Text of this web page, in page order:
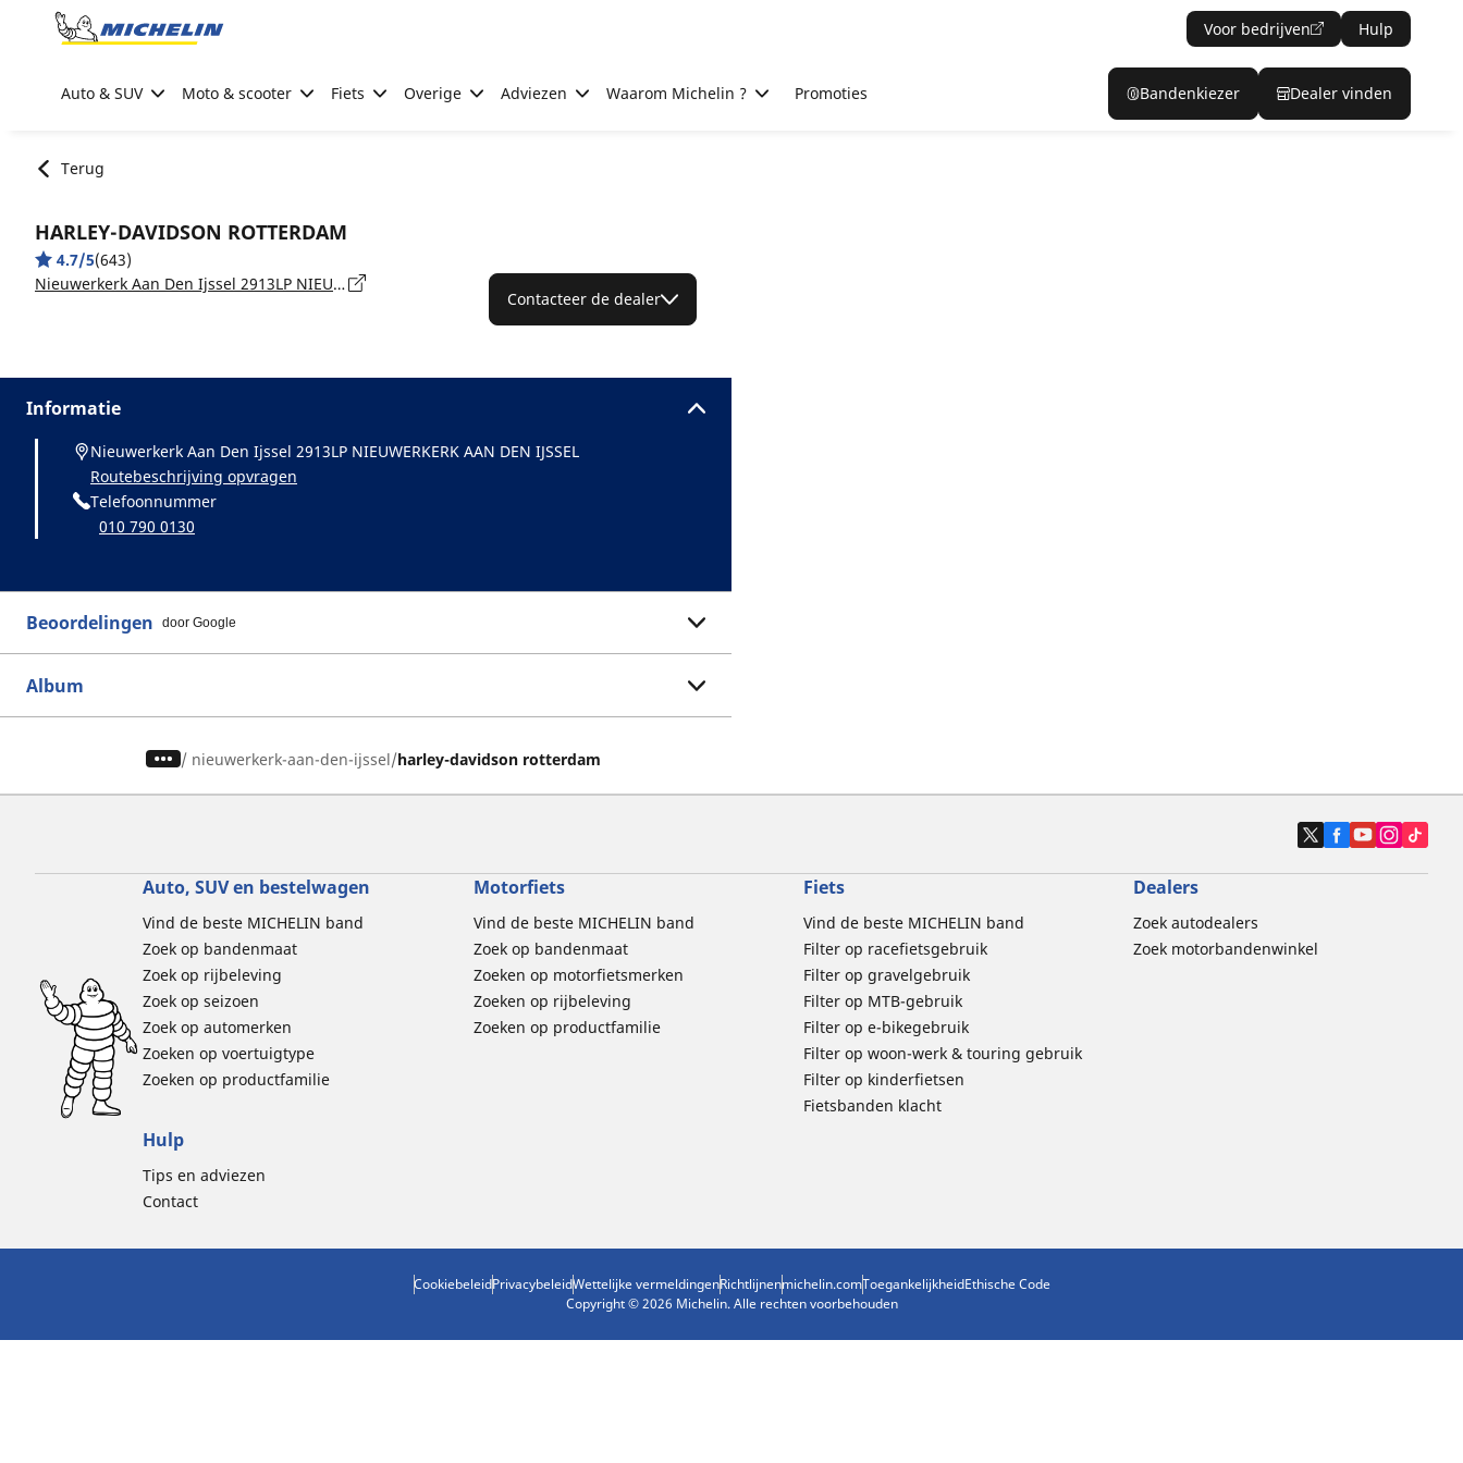
Go to page content
Voor bedrijven Hulp
Auto & SUV Moto & scooter Fiets Overige Adviezen Waarom Michelin ? Promoties Bandenkiezer Dealer vinden
Terug
HARLEY-DAVIDSON ROTTERDAM
4.7/5(643)
Nieuwerkerk Aan Den Ijssel 2913LP NIEUWERKERK AAN DEN IJSSEL
Contacteer de dealer
Informatie
Nieuwerkerk Aan Den Ijssel 2913LP NIEUWERKERK AAN DEN IJSSEL
Routebeschrijving opvragen
Telefoonnummer
010 790 0130
Beoordelingen door Google
Album
/ nieuwerkerk-aan-den-ijssel harley-davidson rotterdam
Auto, SUV en bestelwagen
Vind de beste MICHELIN band
Zoek op bandenmaat
Zoek op rijbeleving
Zoek op seizoen
Zoek op automerken
Zoeken op voertuigtype
Zoeken op productfamilie
Motorfiets
Vind de beste MICHELIN band
Zoek op bandenmaat
Zoeken op motorfietsmerken
Zoeken op rijbeleving
Zoeken op productfamilie
Fiets
Vind de beste MICHELIN band
Filter op racefietsgebruik
Filter op gravelgebruik
Filter op MTB-gebruik
Filter op e-bikegebruik
Filter op woon-werk & touring gebruik
Filter op kinderfietsen
Fietsbanden klacht
Dealers
Zoek autodealers
Zoek motorbandenwinkel
Hulp
Tips en adviezen
Contact
CookiebeleidPrivacybeleidWettelijke vermeldingenRichtlijnenmichelin.comToegankelijkheidEthische Code
Copyright © 2026 Michelin. Alle rechten voorbehouden